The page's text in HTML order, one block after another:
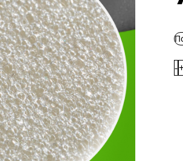
-